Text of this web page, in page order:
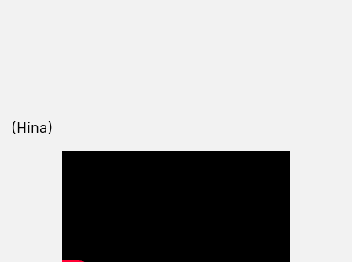
(Hina)